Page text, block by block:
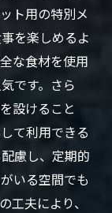
ト用の特別メ
を楽しめるよ
な食材を使用
です。さら
設けること
て利用できる
慮し、定期的
いる空間でも
工夫により、